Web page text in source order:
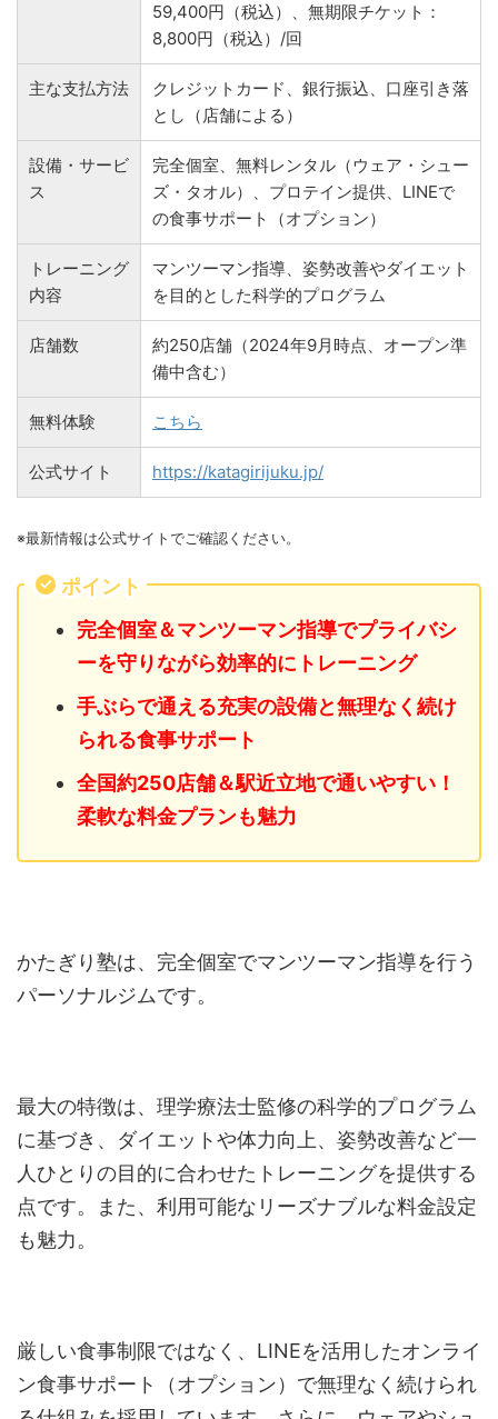
59,400円（税込）、無期限チケット：
8,800円（税込）/回
主な支払方法
クレジットカード、銀行振込、口座引き落
とし（店舗による）
設備・サービ
ス
完全個室、無料レンタル（ウェア・シュー
ズ・タオル）、プロテイン提供、LINEで
の食事サポート（オプション）
トレーニング
内容
マンツーマン指導、姿勢改善やダイエット
を目的とした科学的プログラム
店舗数
約250店舗（2024年9月時点、オープン準
備中含む）
無料体験 こちら
公式サイト https://katagirijuku.jp/
※最新情報は公式サイトでご確認ください。
ポイント
完全個室＆マンツーマン指導でプライバシ
ーを守りながら効率的にトレーニング
手ぶらで通える充実の設備と無理なく続け
られる食事サポート
全国約250店舗＆駅近立地で通いやすい！
柔軟な料金プランも魅力
かたぎり塾は、完全個室でマンツーマン指導を行う
パーソナルジムです。
最大の特徴は、理学療法士監修の科学的プログラム
に基づき、ダイエットや体力向上、姿勢改善など一
人ひとりの目的に合わせたトレーニングを提供する
点です。また、利用可能なリーズナブルな料金設定
も魅力。
厳しい食事制限ではなく、LINEを活用したオンライ
ン食事サポート（オプション）で無理なく続けられ